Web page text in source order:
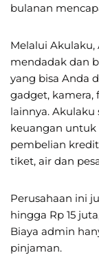
bulanan
Melalui
mendadak dan
yang bisa Anda
gadget, kamera,
lainnya.
keuangan untuk
pembelian
tiket, air dan
Perusahaan ini
hingga Rp 15
Biaya admin
pinjaman.